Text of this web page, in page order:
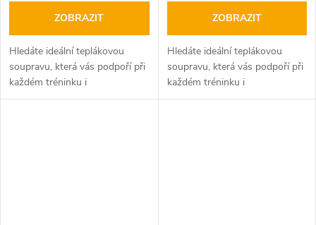
ZOBRAZIT
Hledáte ideální teplákovou
soupravu, která vás podpoří při
každém tréninku i
volnočasových aktivitách?
ZOBRAZIT
Hledáte ideální teplákovou
soupravu, která vás podpoří při
každém tréninku i
volnočasových aktivitách?